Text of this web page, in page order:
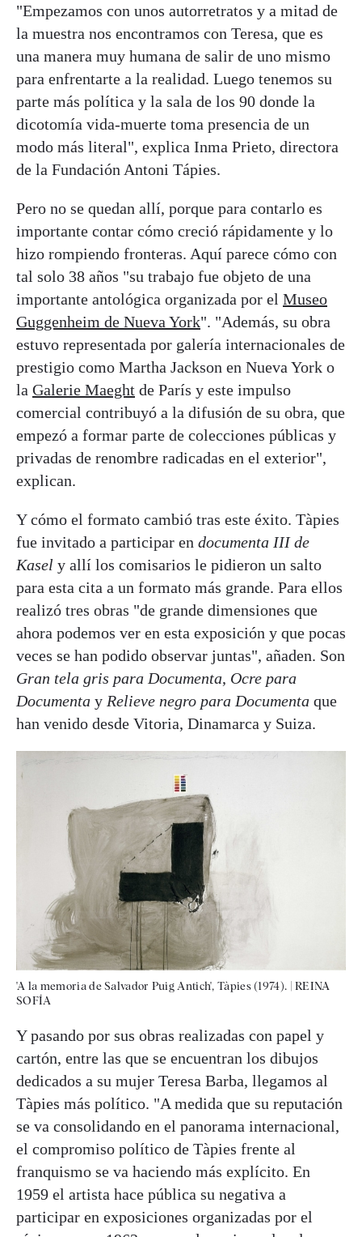
"Empezamos con unos autorretratos y a mitad de
la muestra nos encontramos con Teresa, que es
una manera muy humana de salir de uno mismo
para enfrentarte a la realidad. Luego tenemos su
parte más política y la sala de los 90 donde la
dicotomía vida-muerte toma presencia de un
modo más literal", explica Inma Prieto, directora
de la Fundación Antoni Tápies.
Pero no se quedan allí, porque para contarlo es
importante contar cómo creció rápidamente y lo
hizo rompiendo fronteras. Aquí parece cómo con
tal solo 38 años "su trabajo fue objeto de una
importante antológica organizada por el Museo
Guggenheim de Nueva York". "Además, su obra
estuvo representada por galería internacionales de
prestigio como Martha Jackson en Nueva York o
la Galerie Maeght de París y este impulso
comercial contribuyó a la difusión de su obra, que
empezó a formar parte de colecciones públicas y
privadas de renombre radicadas en el exterior",
explican.
Y cómo el formato cambió tras este éxito. Tàpies
fue invitado a participar en documenta III de
Kasel y allí los comisarios le pidieron un salto
para esta cita a un formato más grande. Para ellos
realizó tres obras "de grande dimensiones que
ahora podemos ver en esta exposición y que pocas
veces se han podido observar juntas", añaden. Son
Gran tela gris para Documenta, Ocre para
Documenta y Relieve negro para Documenta que
han venido desde Vitoria, Dinamarca y Suiza.
'A la memoria de Salvador Puig Antich', Tàpies (1974). |REINA
SOFÍA
Y pasando por sus obras realizadas con papel y
cartón, entre las que se encuentran los dibujos
dedicados a su mujer Teresa Barba, llegamos al
Tàpies más político. "A medida que su reputación
se va consolidando en el panorama internacional,
el compromiso político de Tàpies frente al
franquismo se va haciendo más explícito. En
1959 el artista hace pública su negativa a
participar en exposiciones organizadas por el